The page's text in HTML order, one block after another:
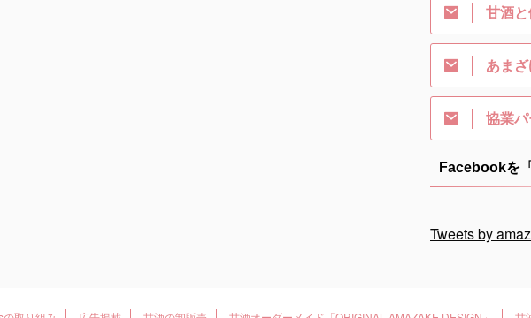
甘酒
あま
協業
Facebookを
Tweets by